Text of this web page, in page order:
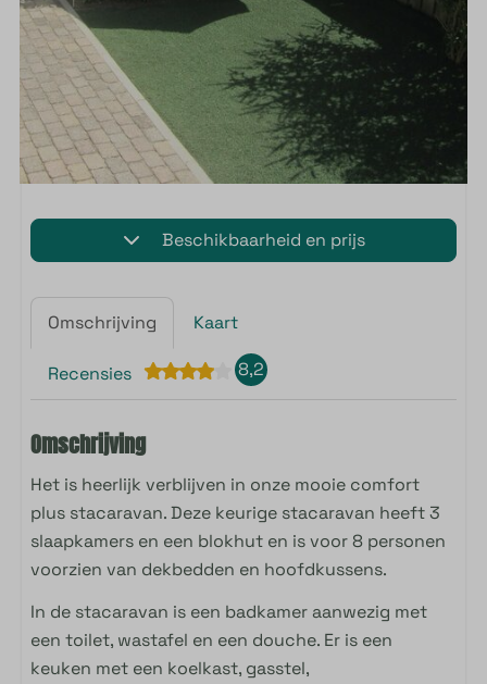
Beschikbaarheid en prijs
Omschrijving Kaart
Recensies 8,2
Omschrijving
Het is heerlijk verblijven in onze mooie comfort
plus stacaravan. Deze keurige stacaravan heeft 3
slaapkamers en een blokhut en is voor 8 personen
voorzien van dekbedden en hoofdkussens.
In de stacaravan is een badkamer aanwezig met
een toilet, wastafel en een douche. Er is een
keuken met een koelkast, gasstel,